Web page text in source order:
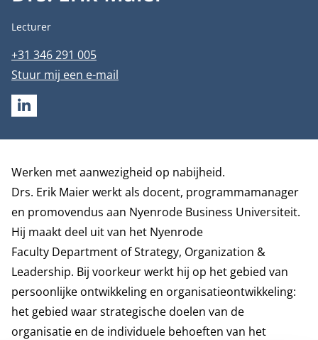
Functietitel
Lecturer
Telefoonnummer
+31 346 291 005
E-mailadres
Stuur mij een e-mail
LINKEDIN
Biografie
Werken met aanwezigheid op nabijheid.
Drs. Erik Maier werkt als docent, programmamanager
en promovendus aan Nyenrode Business Universiteit.
Hij maakt deel uit van het Nyenrode
Faculty Department of Strategy, Organization &
Leadership. Bij voorkeur werkt hij op het gebied van
persoonlijke ontwikkeling en organisatieontwikkeling:
het gebied waar strategische doelen van de
organisatie en de individuele behoeften van het